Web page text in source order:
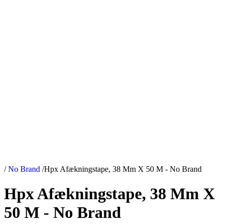
/ No Brand /Hpx Afækningstape, 38 Mm X 50 M - No Brand
Hpx Afækningstape, 38 Mm X
50 M - No Brand